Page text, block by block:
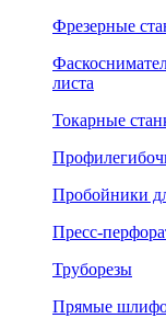
Фрезерные
листа
Токарные
Пробойники
Пресс-
Труборезы
Прямые